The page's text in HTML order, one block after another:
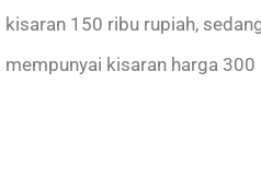
kisaran 150 ribu rupiah,
mempunyai kisaran harga 300